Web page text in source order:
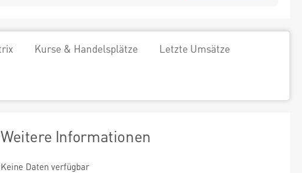
Kurse & Handelsplätze Letzte Umsätze
Weitere Informationen
Keine Daten verfügbar